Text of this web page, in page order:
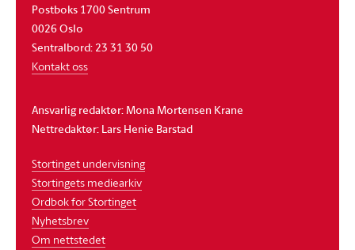
Postboks 1700 Sentrum
0026 Oslo
Sentralbord: 23 31 30 50
Kontakt oss
Ansvarlig redaktør: Mona Mortensen Krane
Nettredaktør: Lars Henie Barstad
Stortinget undervisning
Stortingets mediearkiv
Ordbok for Stortinget
Nyhetsbrev
Om nettstedet